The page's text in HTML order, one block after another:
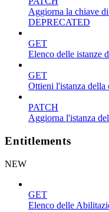
Aggiorna la chiave
DEPRECATED
GET
Elenco delle istanze
GET
Ottieni l'istanza della
PATCH
Aggiorna l'istanza
Entitlements
NEW
GET
Elenco delle